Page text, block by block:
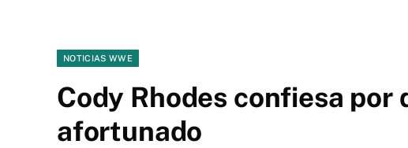
NOTICIAS WWE
Cody Rhodes confiesa por
afortunado